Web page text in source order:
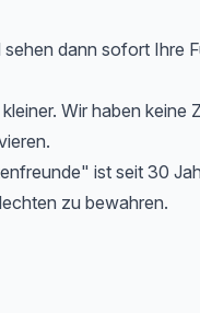
dann sofort Ihre
Wir haben keine
ist seit 30
zu bewahren.